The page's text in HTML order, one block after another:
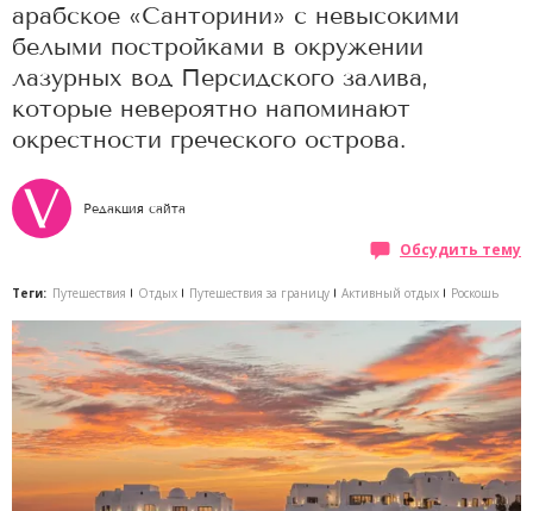
арабское «Санторини» с невысокими
белыми постройками в окружении
лазурных вод Персидского залива,
которые невероятно напоминают
окрестности греческого острова.
Редакция сайта
Обсудить тему
Теги: Путешествия Отдых Путешествия за границу Активный отдых Роскошь